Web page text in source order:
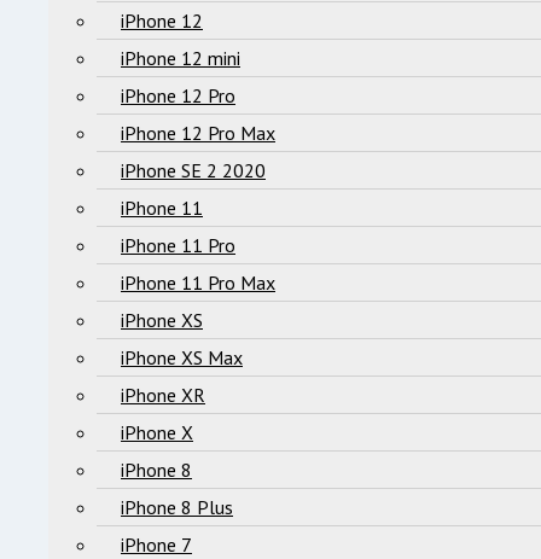
iPhone 12
iPhone 12 mini
iPhone 12 Pro
iPhone 12 Pro Max
iPhone SE 2 2020
iPhone 11
iPhone 11 Pro
iPhone 11 Pro Max
iPhone XS
iPhone XS Max
iPhone XR
iPhone X
iPhone 8
iPhone 8 Plus
iPhone 7